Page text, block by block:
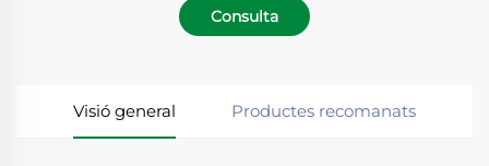
Consulta
Visió general Productes recomanats